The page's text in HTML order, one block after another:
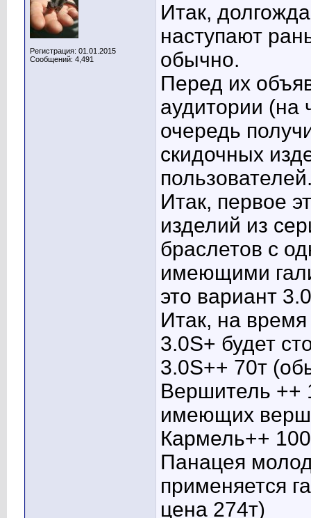
Регистрация: 01.01.2015
Сообщений: 4,491
Итак,
наступают
обычно.
Перед их
аудитории (на
очередь
скидочных
Итак, первое
изделий из
браслетов с
имеющими
это вариант
Итак, на время
3.0S+ будет
3.0S++ 70т
Вершитель ++
имеющих
Кармель++
Панацея
применяется
цена 274т)